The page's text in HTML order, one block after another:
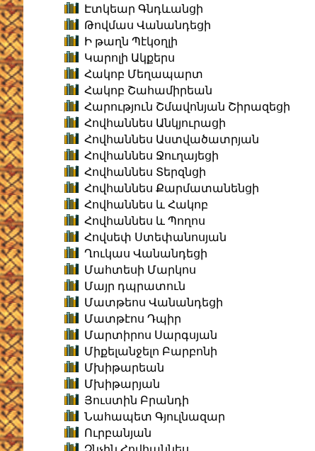
Էտկեար Գնդևանցի
Թովմաս Վանանդեցի
Ի թաղն Պէկօղլի
Կարոլի Ակքերս
Հակոբ Մեղապարտ
Հակոբ Շահամիրեան
Հարություն Շմավոնյան Շիրազեցի
Հովհաննես Անկյուրացի
Հովհաննես Աստվածատրյան
Հովհաննես Ջուղայեցի
Հովհաննես Տերզնցի
Հովհաննես Քարմատանենցի
Հովհաննես և Հակոբ
Հովհաննես և Պողոս
Հովսեփ Ստեփանոսյան
Ղուկաս Վանանդեցի
Մահտեսի Մարկոս
Մայր դպրատուն
Մատթեոս Վանանդեցի
Մատթէոս Դպիր
Մարտիրոս Սարգսյան
Միքելանջելո Բարբոնի
Մխիթարեան
Մխիթարյան
Յուստին Բրանդի
Նահապետ Գյուլնազար
Ուրբանյան